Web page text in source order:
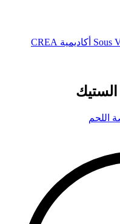
أكاديمية CREA
اللحم